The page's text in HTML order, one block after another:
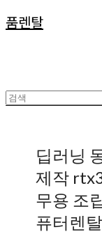
품렌탈
딥러닝
제작
무용 조
퓨터렌탈